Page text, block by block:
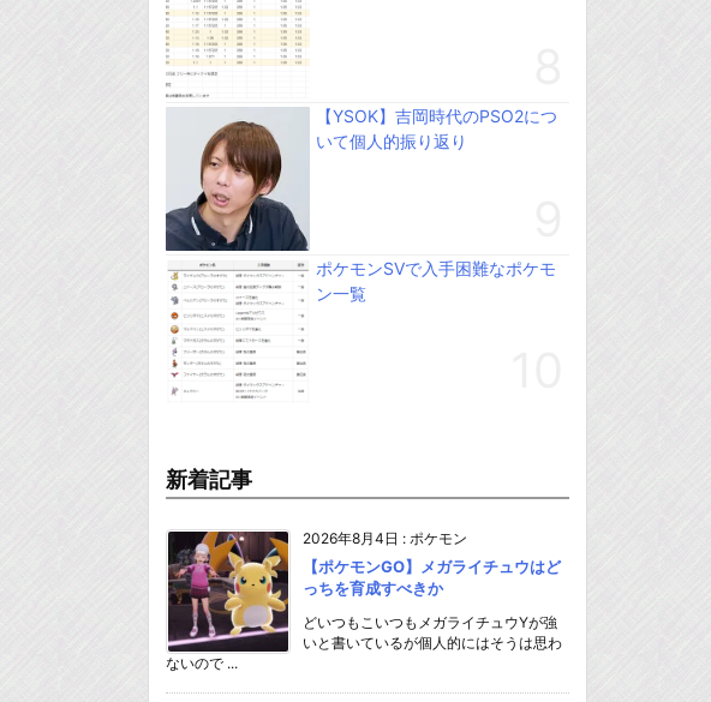
【YSOK】吉岡時代のPSO2につ
いて個人的振り返り
ポケモンSVで入手困難なポケモ
ン一覧
新着記事
2026年8月4日 : ポケモン
【ポケモンGO】メガライチュウはど
っちを育成すべきか
どいつもこいつもメガライチュウYが強
いと書いているが個人的にはそうは思わ
ないので ...